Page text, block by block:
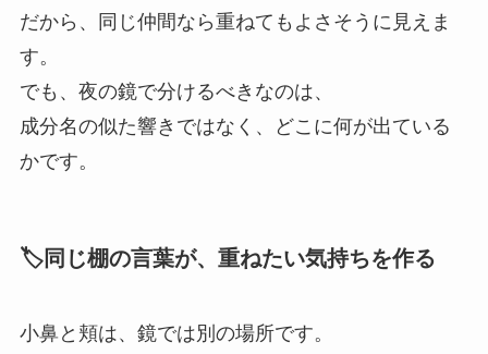
だから、同じ仲間なら重ねてもよさそうに見えま
す。
でも、夜の鏡で分けるべきなのは、
成分名の似た響きではなく、どこに何が出ている
かです。
🏷️同じ棚の言葉が、重ねたい気持ちを作る
小鼻と頬は、鏡では別の場所です。